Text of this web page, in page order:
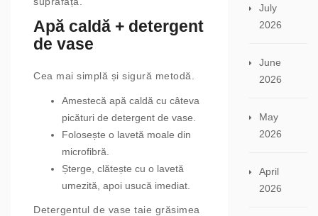
Apă caldă + detergent
de vase
Cea mai simplă și sigură metodă.
Amestecă apă caldă cu câteva
picături de detergent de vase.
Folosește o lavetă moale din
microfibră.
Șterge, clătește cu o lavetă
umezită, apoi usucă imediat.
Detergentul de vase taie grăsimea
July
2026
June
2026
May
2026
April
2026